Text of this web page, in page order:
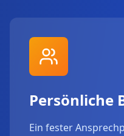
Persönliche
Ein fester